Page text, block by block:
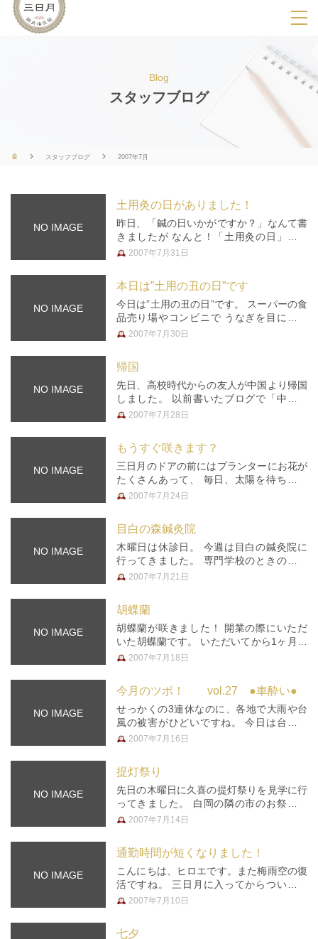
SPメニ
ー
展
用
ボ
Blog
スタッフブログ
スタッフブログ 2007年7月
NO IMAGE
土用灸の日がありました！
昨日、「鍼の日いかがですか？」なんて書
きましたが なんと！「土用灸の日」なる
イベントが日蓮宗のお寺で行われていたと
素焼きの”ほうろく…
2007年7月31日
NO IMAGE
本日は”土用の丑の日”です
今日は”土用の丑の日”です。 スーパーの食
品売り場やコンビニで うなぎを目にされ
る事も多いのではないでしょうか。 三日
し…
2007年7月30日
NO IMAGE
帰国
先日、高校時代からの友人が中国より帰国
しました。 以前書いたブログで「中国よ
りの使者」として書いた彼です。 昨年は
のですが、残念ながら時間がなく…
2007年7月28日
NO IMAGE
もうすぐ咲きます？
三日月のドアの前にはプランターにお花が
たくさんあって、 毎日、太陽を待ち望ん
でいます 今日は久しぶりに青空の見える
ね。 そして、実は駐車場のすみっ…
2007年7月24日
NO IMAGE
目白の森鍼灸院
木曜日は休診日。 今週は目白の鍼灸院に
行ってきました。 専門学校のときの同級
生の女性が開業した鍼灸院です。 三日月
用の治療院なのですが、挨拶つい…
2007年7月21日
NO IMAGE
胡蝶蘭
胡蝶蘭が咲きました！ 開業の際にいただ
いた胡蝶蘭です。 いただいてから1ヶ月半
くらいでお花は終わったのですが、その
お花屋さんで売ってるのはかなり…
2007年7月18日
NO IMAGE
今月のツボ！ vol.27 ●車酔い●
せっかくの3連休なのに、各地で大雨や台
風の被害がひどいですね。 今日は台風一
過で晴天ですが、地震にも要注意です！
さいね。 ━━━━━━━━━ …
2007年7月16日
NO IMAGE
提灯祭り
先日の木曜日に久喜の提灯祭りを見学に行
ってきました。 白岡の隣の市のお祭りで
すが、関東一の提灯祭りだとか。 出店も
線にぶつかったりしてました。…
2007年7月14日
NO IMAGE
通勤時間が短くなりました！
こんにちは、ヒロエです。また梅雨空の復
活ですね。 三日月に入ってからつい先日
まで、都内から電車で通っていました。片
2007年7月10日
七夕